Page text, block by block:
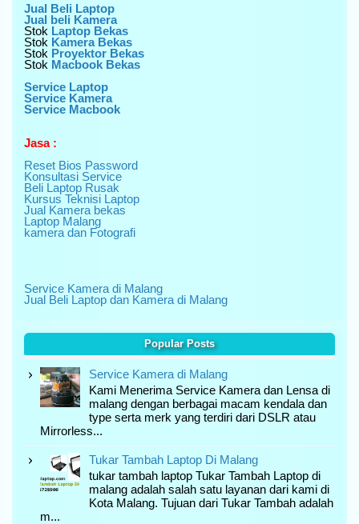
Jual Beli Laptop
Jual beli Kamera
Stok Laptop Bekas
Stok Kamera Bekas
Stok Proyektor Bekas
Stok Macbook Bekas
Service Laptop
Service Kamera
Service Macbook
Jasa :
Reset Bios Password
Konsultasi Service
Beli Laptop Rusak
Kursus Teknisi Laptop
Jual Kamera bekas
Laptop Malang
kamera dan Fotografi
Service Kamera di Malang
Jual Beli Laptop dan Kamera di Malang
Popular Posts
Service Kamera di Malang
Kami Menerima Service Kamera dan Lensa di
malang dengan berbagai macam kendala dan
type serta merk yang terdiri dari DSLR atau
Mirrorless...
Tukar Tambah Laptop Di Malang
tukar tambah laptop Tukar Tambah Laptop di
malang adalah salah satu layanan dari kami di
Kota Malang. Tujuan dari Tukar Tambah adalah
m...